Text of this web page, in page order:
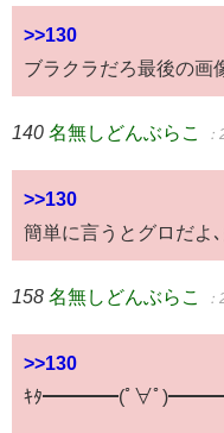
>>130
ブラクラだろ最後の画
140 名無しどんぶらこ
>>130
簡単に言うとグロだよ
158 名無しどんぶらこ
>>130
ｷﾀ━━━━(ﾟ∀ﾟ